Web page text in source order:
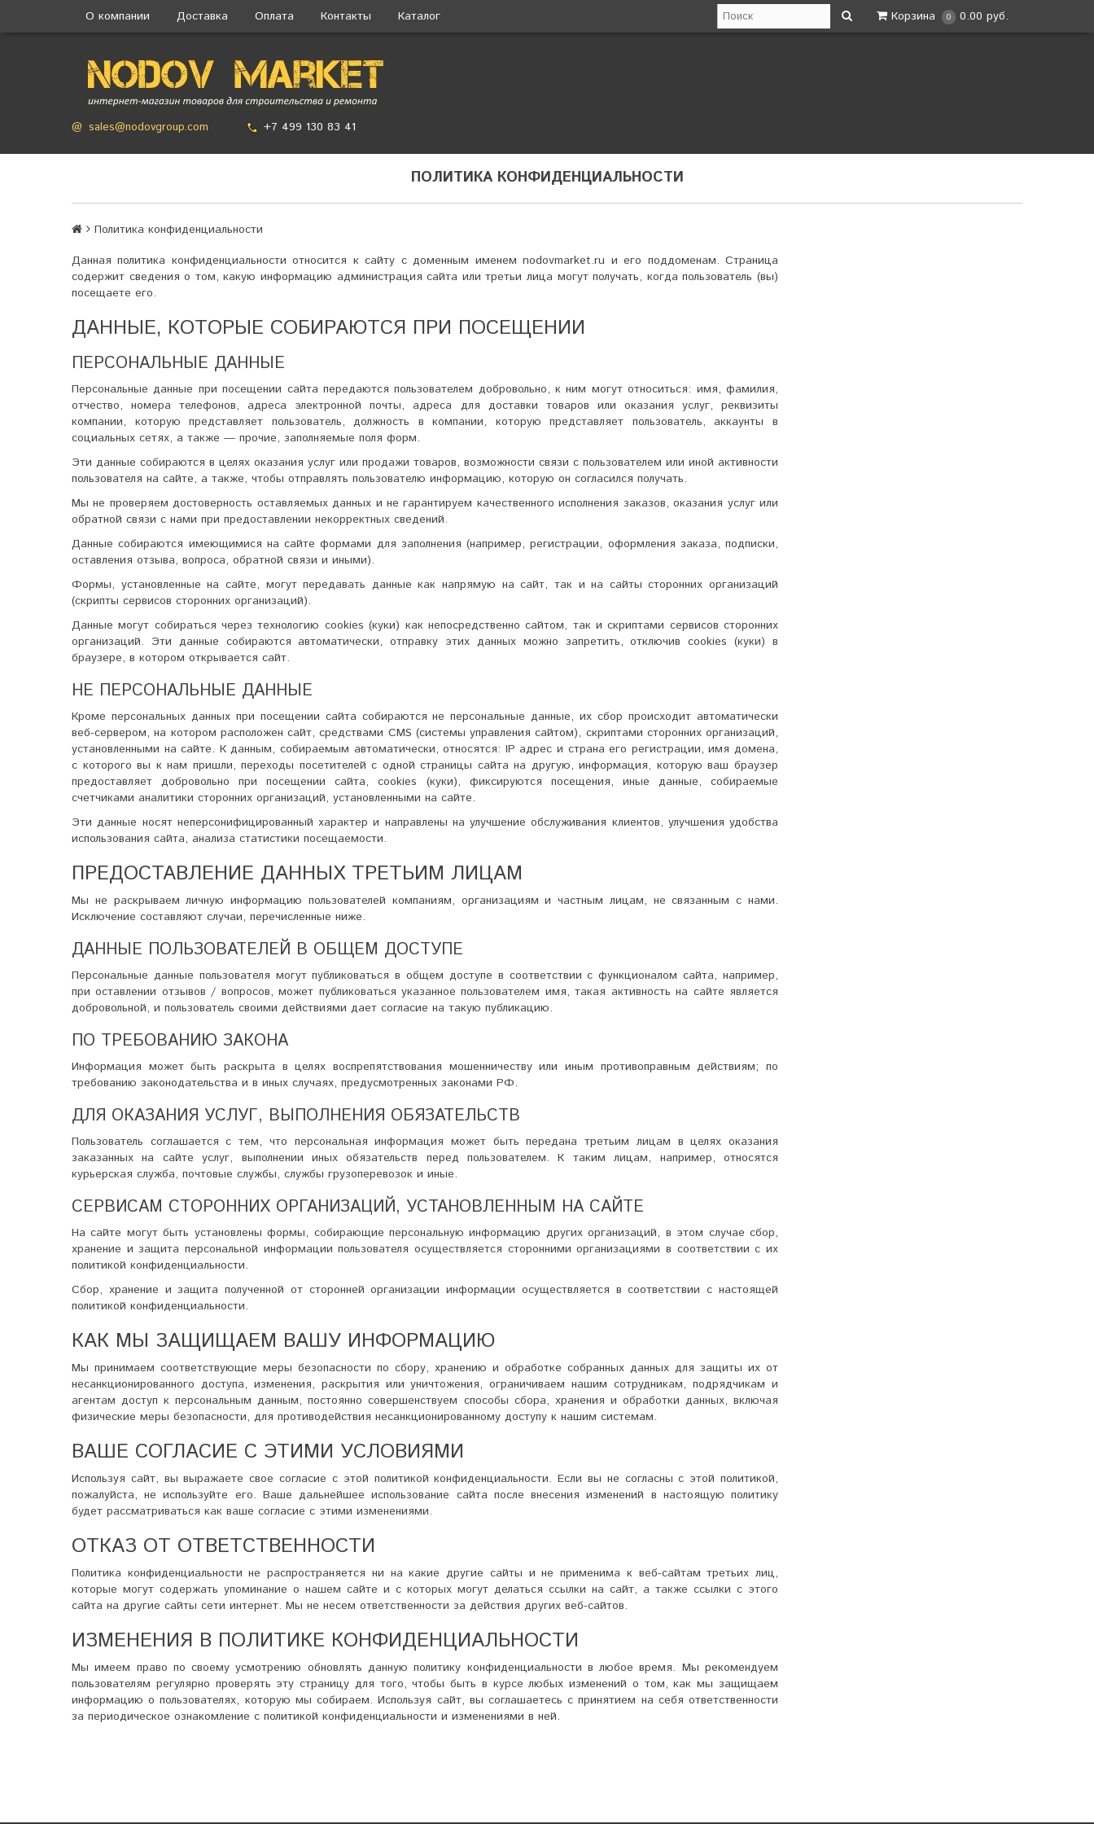
О компании Доставка Оплата Контакты Каталог Корзина 0 0.00 руб.
@ sales@nodovgroup.com +7 499 130 83 41
ПОЛИТИКА КОНФИДЕНЦИАЛЬНОСТИ
Политика конфиденциальности
Данная политика конфиденциальности относится к сайту с доменным именем nodovmarket.ru и его поддоменам. Страница
содержит сведения о том, какую информацию администрация сайта или третьи лица могут получать, когда пользователь (вы)
посещаете его.
ДАННЫЕ, КОТОРЫЕ СОБИРАЮТСЯ ПРИ ПОСЕЩЕНИИ
ПЕРСОНАЛЬНЫЕ ДАННЫЕ
Персональные данные при посещении сайта передаются пользователем добровольно, к ним могут относиться: имя, фамилия,
отчество, номера телефонов, адреса электронной почты, адреса для доставки товаров или оказания услуг, реквизиты
компании, которую представляет пользователь, должность в компании, которую представляет пользователь, аккаунты в
социальных сетях, а также — прочие, заполняемые поля форм.
Эти данные собираются в целях оказания услуг или продажи товаров, возможности связи с пользователем или иной активности
пользователя на сайте, а также, чтобы отправлять пользователю информацию, которую он согласился получать.
Мы не проверяем достоверность оставляемых данных и не гарантируем качественного исполнения заказов, оказания услуг или
обратной связи с нами при предоставлении некорректных сведений.
Данные собираются имеющимися на сайте формами для заполнения (например, регистрации, оформления заказа, подписки,
оставления отзыва, вопроса, обратной связи и иными).
Формы, установленные на сайте, могут передавать данные как напрямую на сайт, так и на сайты сторонних организаций
(скрипты сервисов сторонних организаций).
Данные могут собираться через технологию cookies (куки) как непосредственно сайтом, так и скриптами сервисов сторонних
организаций. Эти данные собираются автоматически, отправку этих данных можно запретить, отключив cookies (куки) в
браузере, в котором открывается сайт.
НЕ ПЕРСОНАЛЬНЫЕ ДАННЫЕ
Кроме персональных данных при посещении сайта собираются не персональные данные, их сбор происходит автоматически
веб-сервером, на котором расположен сайт, средствами CMS (системы управления сайтом), скриптами сторонних организаций,
установленными на сайте. К данным, собираемым автоматически, относятся: IP адрес и страна его регистрации, имя домена,
с которого вы к нам пришли, переходы посетителей с одной страницы сайта на другую, информация, которую ваш браузер
предоставляет добровольно при посещении сайта, cookies (куки), фиксируются посещения, иные данные, собираемые
счетчиками аналитики сторонних организаций, установленными на сайте.
Эти данные носят неперсонифицированный характер и направлены на улучшение обслуживания клиентов, улучшения удобства
использования сайта, анализа статистики посещаемости.
ПРЕДОСТАВЛЕНИЕ ДАННЫХ ТРЕТЬИМ ЛИЦАМ
Мы не раскрываем личную информацию пользователей компаниям, организациям и частным лицам, не связанным с нами.
Исключение составляют случаи, перечисленные ниже.
ДАННЫЕ ПОЛЬЗОВАТЕЛЕЙ В ОБЩЕМ ДОСТУПЕ
Персональные данные пользователя могут публиковаться в общем доступе в соответствии с функционалом сайта, например,
при оставлении отзывов / вопросов, может публиковаться указанное пользователем имя, такая активность на сайте является
добровольной, и пользователь своими действиями дает согласие на такую публикацию.
ПО ТРЕБОВАНИЮ ЗАКОНА
Информация может быть раскрыта в целях воспрепятствования мошенничеству или иным противоправным действиям; по
требованию законодательства и в иных случаях, предусмотренных законами РФ.
ДЛЯ ОКАЗАНИЯ УСЛУГ, ВЫПОЛНЕНИЯ ОБЯЗАТЕЛЬСТВ
Пользователь соглашается с тем, что персональная информация может быть передана третьим лицам в целях оказания
заказанных на сайте услуг, выполнении иных обязательств перед пользователем. К таким лицам, например, относятся
курьерская служба, почтовые службы, службы грузоперевозок и иные.
СЕРВИСАМ СТОРОННИХ ОРГАНИЗАЦИЙ, УСТАНОВЛЕННЫМ НА САЙТЕ
На сайте могут быть установлены формы, собирающие персональную информацию других организаций, в этом случае сбор,
хранение и защита персональной информации пользователя осуществляется сторонними организациями в соответствии с их
политикой конфиденциальности.
Сбор, хранение и защита полученной от сторонней организации информации осуществляется в соответствии с настоящей
политикой конфиденциальности.
КАК МЫ ЗАЩИЩАЕМ ВАШУ ИНФОРМАЦИЮ
Мы принимаем соответствующие меры безопасности по сбору, хранению и обработке собранных данных для защиты их от
несанкционированного доступа, изменения, раскрытия или уничтожения, ограничиваем нашим сотрудникам, подрядчикам и
агентам доступ к персональным данным, постоянно совершенствуем способы сбора, хранения и обработки данных, включая
физические меры безопасности, для противодействия несанкционированному доступу к нашим системам.
ВАШЕ СОГЛАСИЕ С ЭТИМИ УСЛОВИЯМИ
Используя сайт, вы выражаете свое согласие с этой политикой конфиденциальности. Если вы не согласны с этой политикой,
пожалуйста, не используйте его. Ваше дальнейшее использование сайта после внесения изменений в настоящую политику
будет рассматриваться как ваше согласие с этими изменениями.
ОТКАЗ ОТ ОТВЕТСТВЕННОСТИ
Политика конфиденциальности не распространяется ни на какие другие сайты и не применима к веб-сайтам третьих лиц,
которые могут содержать упоминание о нашем сайте и с которых могут делаться ссылки на сайт, а также ссылки с этого
сайта на другие сайты сети интернет. Мы не несем ответственности за действия других веб-сайтов.
ИЗМЕНЕНИЯ В ПОЛИТИКЕ КОНФИДЕНЦИАЛЬНОСТИ
Мы имеем право по своему усмотрению обновлять данную политику конфиденциальности в любое время. Мы рекомендуем
пользователям регулярно проверять эту страницу для того, чтобы быть в курсе любых изменений о том, как мы защищаем
информацию о пользователях, которую мы собираем. Используя сайт, вы соглашаетесь с принятием на себя ответственности
за периодическое ознакомление с политикой конфиденциальности и изменениями в ней.